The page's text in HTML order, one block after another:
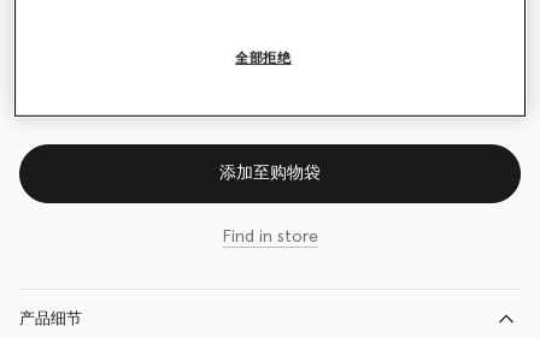
已选
添加至购物袋
Find in store
产品细节
全部拒绝